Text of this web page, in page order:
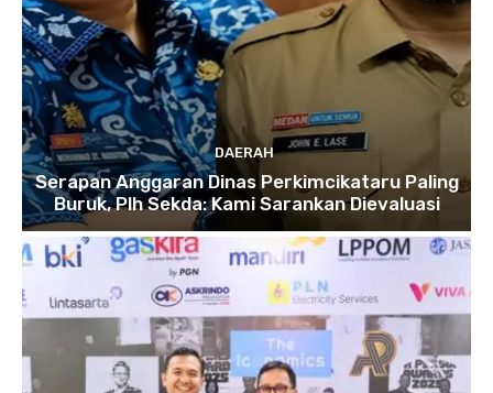
DAERAH
Serapan Anggaran Dinas Perkimcikataru Paling
Buruk, Plh Sekda: Kami Sarankan Dievaluasi